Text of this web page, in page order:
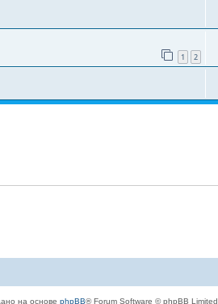
1 2
на основе phpBB® Forum Software © phpBB Limited